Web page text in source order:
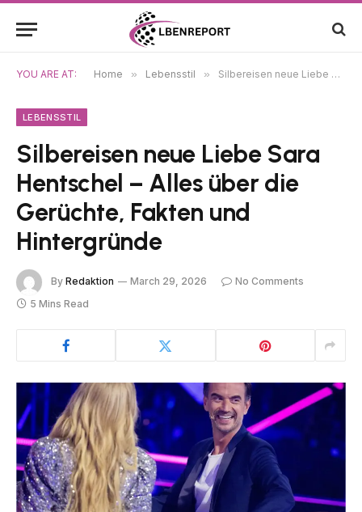
YOU ARE AT: Home » Lebensstil » Silbereisen neue Liebe Sara Hentschel – Alles über die Gerüchte, Fakten und Hintergründe
LEBENSSTIL
Silbereisen neue Liebe Sara
Hentschel – Alles über die
Gerüchte, Fakten und
Hintergründe
By Redaktion March 29, 2026
No Comments
5 Mins Read